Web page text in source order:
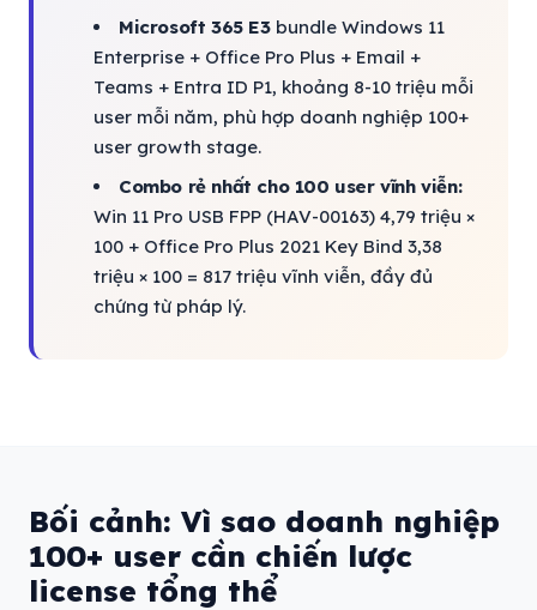
Microsoft 365 E3bundle Windows 11
Enterprise + Office Pro Plus + Email +
Teams + Entra ID P1, khoảng 8-10 triệu mỗi
user mỗi năm, phù hợp doanh nghiệp 100+
user growth stage.
Combo rẻ nhất cho 100 user vĩnh viễn:
Win 11 Pro USB FPP (HAV-00163) 4,79 triệu ×
100 + Office Pro Plus 2021 Key Bind 3,38
triệu × 100 = 817 triệu vĩnh viễn, đầy đủ
chứng từ pháp lý.
Bối cảnh: Vì sao doanh nghiệp
100+ user cần chiến lược
license tổng thể